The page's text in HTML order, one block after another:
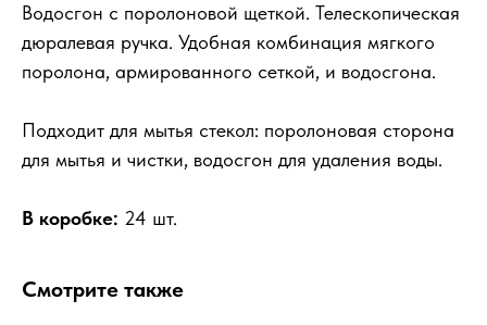
Водосгон с поролоновой щеткой. Телескопическая
дюралевая ручка. Удобная комбинация мягкого
поролона, армированного сеткой, и водосгона.
Подходит для мытья стекол: поролоновая сторона
для мытья и чистки, водосгон для удаления воды.
В коробке: 24 шт.
Смотрите также